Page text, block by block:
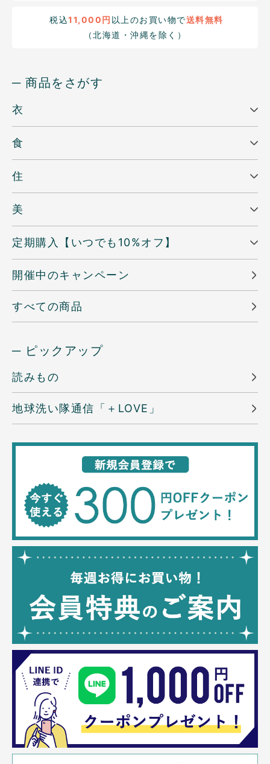
税込11,000円 以上のお買い物で送料無料
（北海道・沖縄を除く）
─ 商品をさがす
衣
食
住
美
定期購入【いつでも10%オフ】
開催中のキャンペーン
すべての商品
─ ピックアップ
読みもの
地球洗い隊通信「＋LOVE」